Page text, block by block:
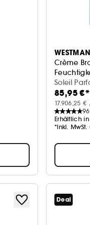
Crème
Soleil
85,95 €*
17.906,25 €
Erhältlich
*Inkl.
Deal